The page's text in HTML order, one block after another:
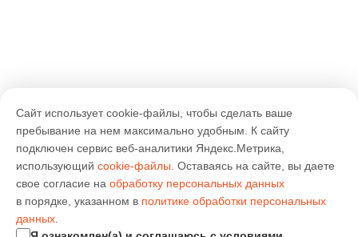
Сайт использует cookie-файлы, чтобы сделать ваше
пребывание на нем максимально удобным. К cайту
подключен сервис веб-аналитики Яндекс.Метрика,
использующий cookie-файлы . Оставаясь на сайте, вы даете
свое согласие на обработку персональных данных
в порядке, указанном в политике обработки персональных
данных